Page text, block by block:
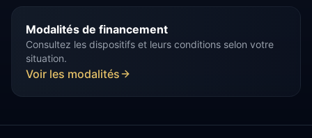
Modalités de financement
Consultez les dispositifs et leurs conditions selon votre
situation.
Voir les modalités